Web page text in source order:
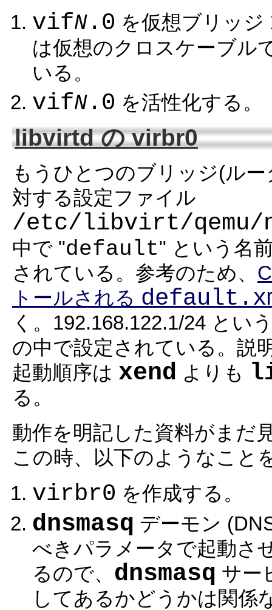
vifN .0 を仮想ブリッジ
は仮想のクロスケーブル
いる。
vifN .0 を活性化する。
libvirtd の virbr0
もうひとつのブリッジ(ル
対する設定ファイル
/etc/libvirt/qemu/
中で "default" という名
されている。参考のため、
トールされる
く。192.168.122.1/24 とい
の中で設定されている。説
起動順序は xend よりも
る。
動作を明記した資料がまだ
この時、以下のようなこと
virbr0 を作成する。
dnsmasq デーモン
べきパラメータで起動さ
るので、 dnsmasq サー
してあるかどうかは関係